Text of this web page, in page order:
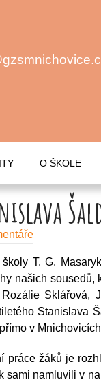
O ŠKOLE
T. G.
našich
Sklářová,
Stanislava
v
práce žáků je
sami namluvili v